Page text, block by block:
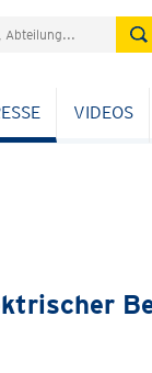
VIDEOS